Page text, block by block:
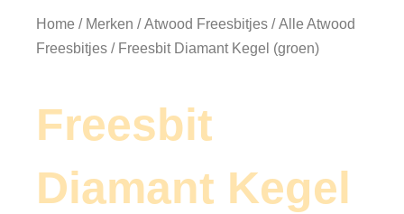
Home / Merken /Atwood Freesbitjes /Alle Atwood
Freesbitjes / Freesbit Diamant Kegel (groen)
Freesbit
Diamant Kegel